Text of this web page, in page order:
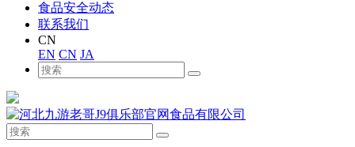
食品安全动态
联系我们
CN
EN CN JA